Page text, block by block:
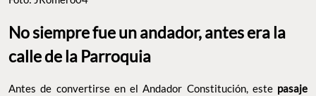
No siempre fue un andador, antes era la
calle de la Parroquia
Antes de convertirse en el Andador Constitución, este pasaje